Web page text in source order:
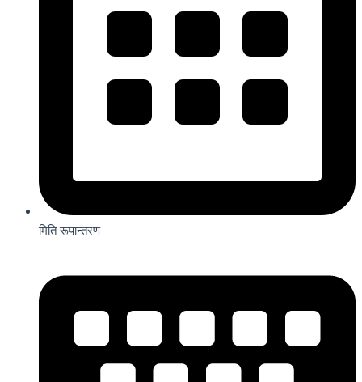
मिति रूपान्तरण